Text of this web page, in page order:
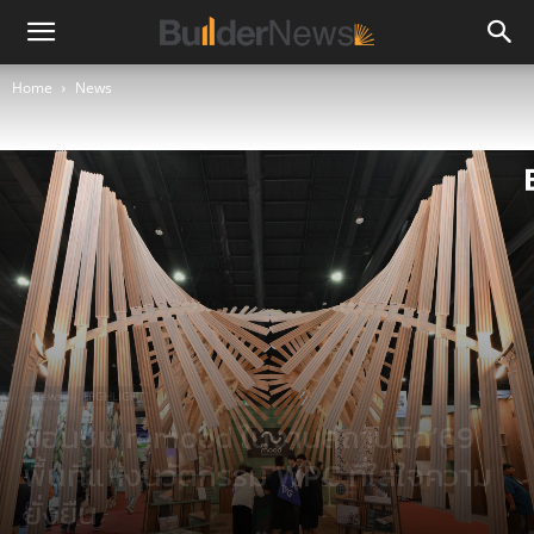
Home News
News HIGHLIGHT
ย้อนชม remood ในงานสถาปนิก’69
พื้นที่แห่งนวัตกรรม WPC ที่ใส่ใจความ
ยั่งยืน